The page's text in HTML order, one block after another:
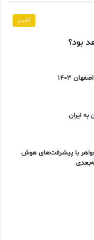
اخبار
بود؟
1403
ایران
با پیشرفت‌های هوش